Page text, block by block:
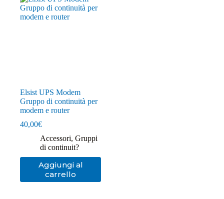
Elsist UPS Modem
Gruppo di continuità per
modem e router
40,00€
Accessori, Gruppi
di continuit?
Aggiungi al
carrello